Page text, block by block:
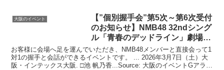
大阪のイベント
【”個別握手会”第5次～第6次受付
のお知らせ】NMB48 32ndシング
ル「青春のデッドライン」劇場
…
お客様に会場へ足を運んでいただき、NMB48メンバーと直接会って1
対1の握手と会話ができるイベントです。 ... 2026年3月7日（土）大
阪・インテックス大阪. □池 帆乃香...Source: 大阪のイベントGアラー